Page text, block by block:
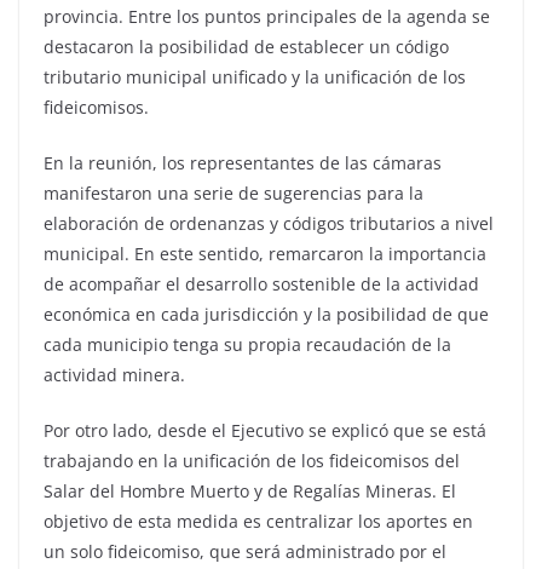
provincia. Entre los puntos principales de la agenda se
destacaron la posibilidad de establecer un código
tributario municipal unificado y la unificación de los
fideicomisos.
En la reunión, los representantes de las cámaras
manifestaron una serie de sugerencias para la
elaboración de ordenanzas y códigos tributarios a nivel
municipal. En este sentido, remarcaron la importancia
de acompañar el desarrollo sostenible de la actividad
económica en cada jurisdicción y la posibilidad de que
cada municipio tenga su propia recaudación de la
actividad minera.
Por otro lado, desde el Ejecutivo se explicó que se está
trabajando en la unificación de los fideicomisos del
Salar del Hombre Muerto y de Regalías Mineras. El
objetivo de esta medida es centralizar los aportes en
un solo fideicomiso, que será administrado por el